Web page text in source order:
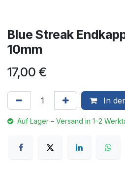
Blue Streak
10mm
17,00 €
In
Auf Lager – Versand in 1–2